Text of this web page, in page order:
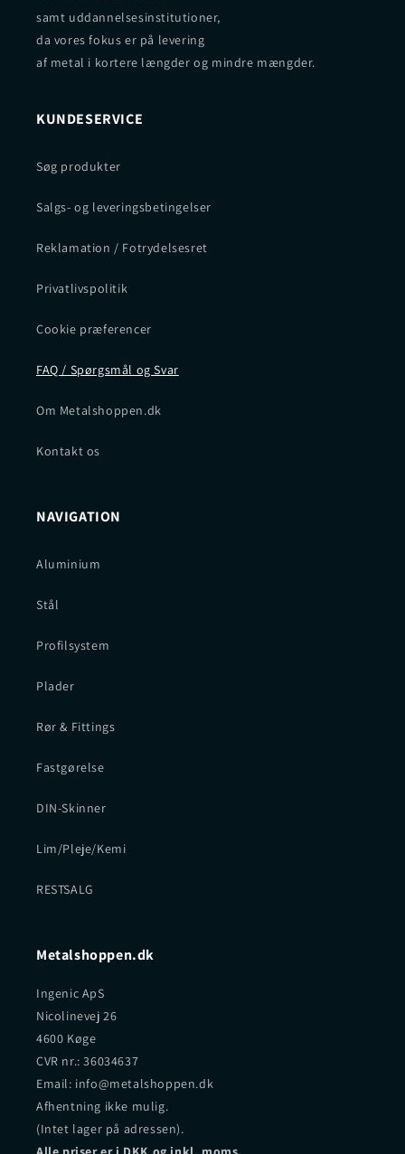
samt uddannelsesinstitutioner,
da vores fokus er på levering
af metal i kortere længder og mindre mængder.
KUNDESERVICE
Søg produkter
Salgs- og leveringsbetingelser
Reklamation / Fotrydelsesret
Privatlivspolitik
Cookie præferencer
FAQ / Spørgsmål og Svar
Om Metalshoppen.dk
Kontakt os
NAVIGATION
Aluminium
Stål
Profilsystem
Plader
Rør & Fittings
Fastgørelse
DIN-Skinner
Lim/Pleje/Kemi
RESTSALG
Metalshoppen.dk
Ingenic ApS
Nicolinevej 26
4600 Køge
CVR nr.: 36034637
Email: info@metalshoppen.dk
Afhentning ikke mulig.
(Intet lager på adressen).